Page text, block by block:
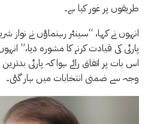
طریقوں پر غور کیا ہے۔
انہوں نے کہا، “سینئر رہنماؤں نے نواز
پارٹی کی قیادت کرنے کا مشورہ دیا،”
اس بات پر اتفاق رائے ہوا کہ پارٹی
وجہ سے ضمنی انتخابات میں ہار گئی۔